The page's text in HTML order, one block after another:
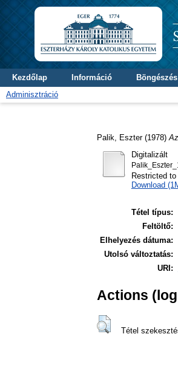
Kezdőlap Információ
Böngészés
Adminisztráció
Palik, Eszter(1978)
Digitalizált
Restricted
Download
Tétel típus:
Feltöltő:
Elhelyezés dátuma:
Utolsó változtatás:
URI:
Actions
Tétel